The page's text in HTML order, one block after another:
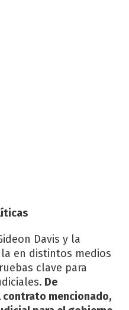
Davis y la
en distintos medios
clave para
De
mencionado,